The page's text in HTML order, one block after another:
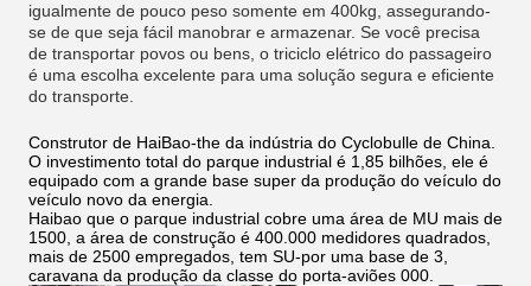
igualmente de pouco peso somente em 400kg, assegurando-
se de que seja fácil manobrar e armazenar. Se você precisa
de transportar povos ou bens, o triciclo elétrico do passageiro
é uma escolha excelente para uma solução segura e eficiente
do transporte.
Construtor de HaiBao-the da indústria do Cyclobulle de China.
O investimento total do parque industrial é 1,85 bilhões, ele é
equipado com a grande base super da produção do veículo do
veículo novo da energia.
Haibao que o parque industrial cobre uma área de MU mais de
1500, a área de construção é 400.000 medidores quadrados,
mais de 2500 empregados, tem SU-por uma base de 3,
caravana da produção da classe do porta-aviões 000.